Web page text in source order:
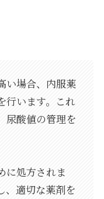
い場合、内服薬
行います。これ
尿酸値の管理を
に処方されま
、適切な薬剤を